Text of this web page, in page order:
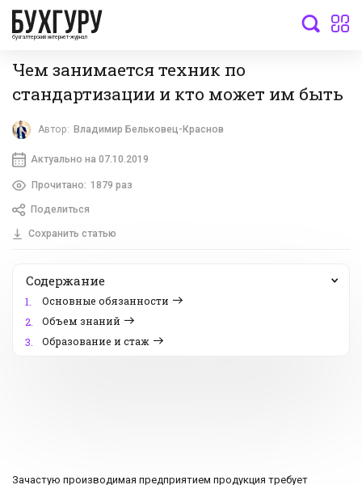
бухгалтерский интернет-журнал
Чем занимается техник по
стандартизации и кто может им быть
Автор: Владимир Бельковец-Краснов
Актуально на 07.10.2019
Прочитано: 1879 раз
Поделиться
Сохранить статью
Содержание
1.
Основные обязанности
2.
Объем знаний
3.
Образование и стаж
Зачастую производимая предприятием продукция требует